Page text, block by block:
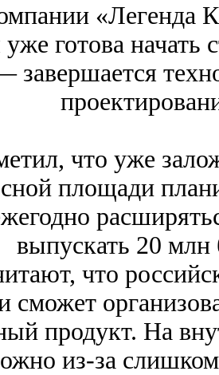
«Легенда
готова начать
завершается
что уже
площади
выпускать 20 млн
что
сможет
продукт. На
из-за